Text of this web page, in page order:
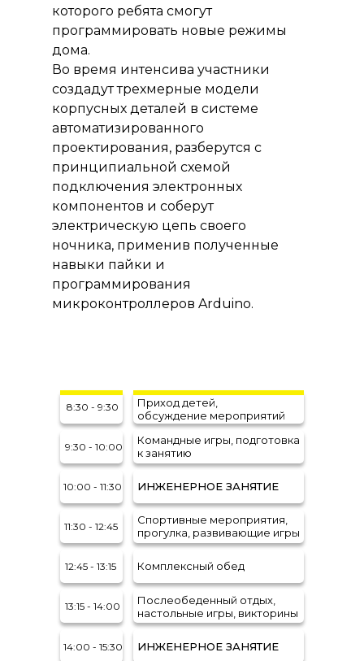
которого ребята смогут
программировать новые режимы
дома.
Во время интенсива участники
создадут трехмерные модели
корпусных деталей в системе
автоматизированного
проектирования, разберутся с
принципиальной схемой
подключения электронных
компонентов и соберут
электрическую цепь своего
ночника, применив полученные
навыки пайки и
программирования
микроконтроллеров Arduino.
8:30 - 9:30
Приход детей,
обсуждение мероприятий
9:30 - 10:00
Командные игры, подготовка
к занятию
10:00 - 11:30 ИНЖЕНЕРНОЕ ЗАНЯТИЕ
11:30 - 12:45
Спортивные мероприятия,
прогулка, развивающие игры
12:45 - 13:15 Комплексный обед
13:15 - 14:00
Послеобеденный отдых,
настольные игры, викторины
14:00 - 15:30 ИНЖЕНЕРНОЕ ЗАНЯТИЕ